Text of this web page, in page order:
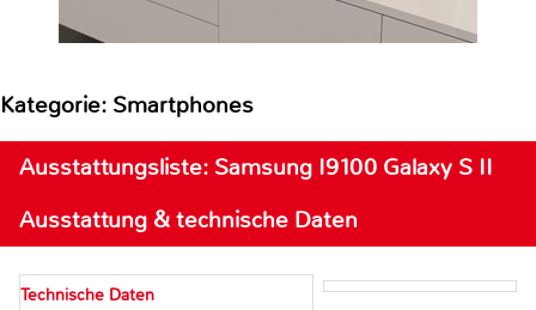
Kategorie: Smartphones
Ausstattungsliste: Samsung I9100 Galaxy S II
Ausstattung & technische Daten
Technische Daten